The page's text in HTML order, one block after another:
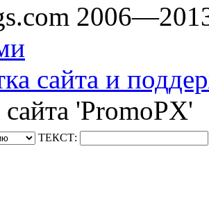
сайта и
'PromoPX'
ТЕКСТ: